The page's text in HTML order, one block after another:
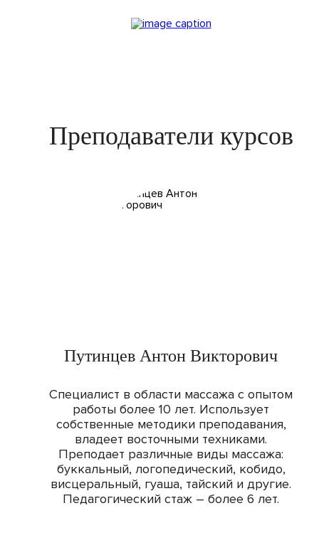
Преподаватели курсов
Путинцев Антон Викторович
Специалист в области массажа с опытом
работы более 10 лет. Использует
собственные методики преподавания,
владеет восточными техниками.
Преподает различные виды массажа:
буккальный, логопедический, кобидо,
висцеральный, гуаша, тайский и другие.
Педагогический стаж – более 6 лет.